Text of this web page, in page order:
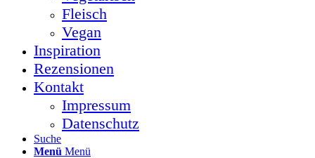
Fleisch
Vegan
Inspiration
Rezensionen
Kontakt
Impressum
Datenschutz
Suche
Menü Menü